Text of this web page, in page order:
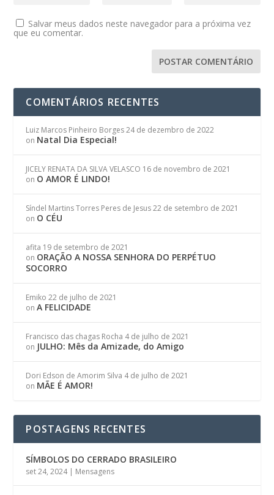
Salvar meus dados neste navegador para a próxima vez
que eu comentar.
COMENTÁRIOS RECENTES
Luiz Marcos Pinheiro Borges 24 de dezembro de 2022
on Natal Dia Especial!
JICELY RENATA DA SILVA VELASCO 16 de novembro de 2021
on O AMOR É LINDO!
Síndel Martins Torres Peres de Jesus 22 de setembro de 2021
on O CÉU
afita 19 de setembro de 2021
on ORAÇÃO A NOSSA SENHORA DO PERPÉTUO
SOCORRO
Emiko 22 de julho de 2021
onA FELICIDADE
Francisco das chagas Rocha 4 de julho de 2021
on JULHO: Mês da Amizade, do Amigo
Dori Edson de Amorim Silva 4 de julho de 2021
on MÃE É AMOR!
POSTAGENS RECENTES
SÍMBOLOS DO CERRADO BRASILEIRO
set 24, 2024| Mensagens